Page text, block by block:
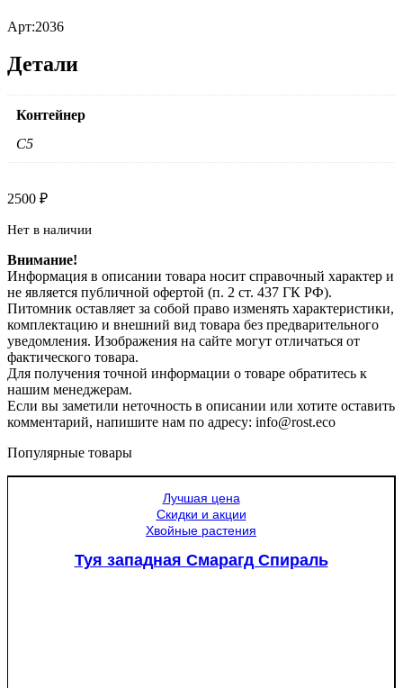
Арт:2036
Детали
Контейнер
C5
2500 ₽
Нет в наличии
Внимание!
Информация в описании товара носит справочный характер и
не является публичной офертой (п. 2 ст. 437 ГК РФ).
Питомник оставляет за собой право изменять характеристики,
комплектацию и внешний вид товара без предварительного
уведомления. Изображения на сайте могут отличаться от
фактического товара.
Для получения точной информации о товаре обратитесь к
нашим менеджерам.
Если вы заметили неточность в описании или хотите оставить
комментарий, напишите нам по адресу: info@rost.eco
Популярные товары
Лучшая цена
Скидки и акции
Хвойные растения
Туя западная Смарагд Спираль